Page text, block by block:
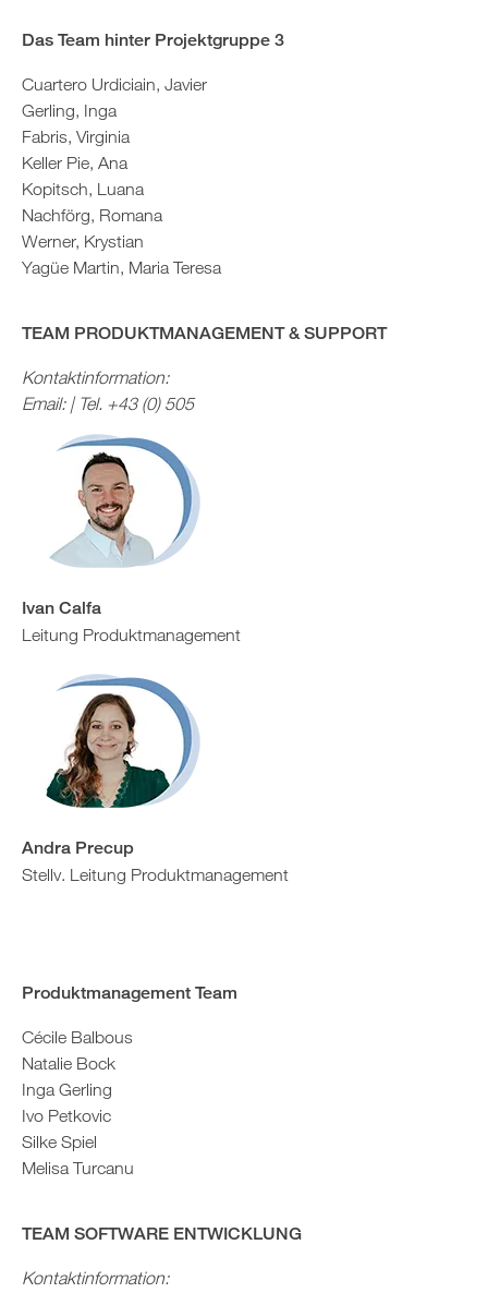
Das Team hinter Projektgruppe 3
Cuartero Urdiciain, Javier
Gerling, Inga
Fabris, Virginia
Keller Pie, Ana
Kopitsch, Luana
Nachförg, Romana
Werner, Krystian
Yagüe Martin, Maria Teresa
TEAM PRODUKTMANAGEMENT & SUPPORT
Kontaktinformation:
Email: | Tel. +43 (0) 505
Ivan Calfa
Leitung Produktmanagement
Andra Precup
Stellv. Leitung Produktmanagement
Produktmanagement Team
Cécile Balbous
Natalie Bock
Inga Gerling
Ivo Petkovic
Silke Spiel
Melisa Turcanu
TEAM SOFTWARE ENTWICKLUNG
Kontaktinformation: